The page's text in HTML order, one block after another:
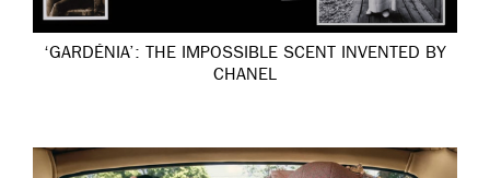
‘GARDÉNIA’: THE IMPOSSIBLE SCENT INVENTED BY
CHANEL